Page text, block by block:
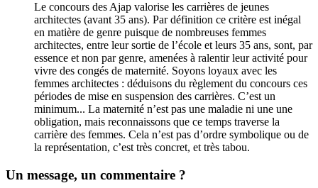
Le concours des Ajap valorise les carrières de jeunes
architectes (avant 35 ans). Par définition ce critère est inégal
en matière de genre puisque de nombreuses femmes
architectes, entre leur sortie de l’école et leurs 35 ans, sont, par
essence et non par genre, amenées à ralentir leur activité pour
vivre des congés de maternité. Soyons loyaux avec les
femmes architectes : déduisons du règlement du concours ces
périodes de mise en suspension des carrières. C’est un
minimum... La maternité n’est pas une maladie ni une une
obligation, mais reconnaissons que ce temps traverse la
carrière des femmes. Cela n’est pas d’ordre symbolique ou de
la représentation, c’est très concret, et très tabou.
Un message, un commentaire ?